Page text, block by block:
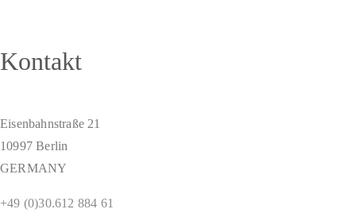
Kontakt
Eisenbahnstraße 21
10997 Berlin
GERMANY
+49 (0)30.612 884 61